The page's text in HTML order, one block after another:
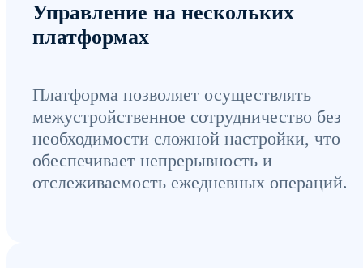
Управление на нескольких
платформах
Платформа позволяет осуществлять
межустройственное сотрудничество без
необходимости сложной настройки, что
обеспечивает непрерывность и
отслеживаемость ежедневных операций.